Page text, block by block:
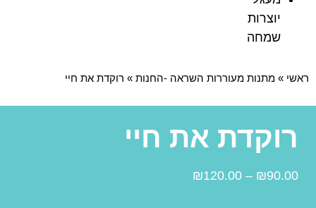
יוצרות
שמחה
ראשי » מתנות מעוררות השראה -החנות » רוקדת את חיי
רוקדת את חיי
₪90.00
–
₪120.00